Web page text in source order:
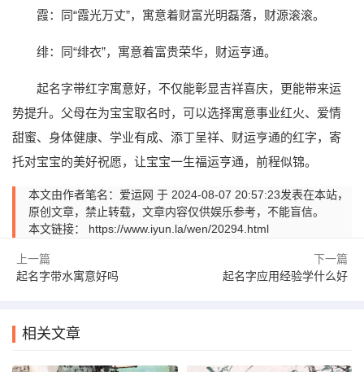
霞：同“霞光万丈”，寓意着财富光明磊落，财源滚滚。
绯：同“绯衣”，寓意着富贵荣华，财运亨通。
起名字带红字寓意好，不仅能彰显吉祥喜庆，更能带来运
势提升。父母在为宝宝取名时，可以选择寓意事业红火、爱情
甜蜜、身体健康、学业有成、添丁呈祥、财运亨通的红字，寄
托对宝宝的美好祝愿，让宝宝一生福运亨通，前程似锦。
本文由作者笔名：爱运网 于 2024-08-07 20:57:23发表在本站，
原创文章，禁止转载，文章内容仅供娱乐参考，不能盲信。
本文链接： https://www.iyun.la/wen/20294.html
上一篇
起名字带水寓意好吗
下一篇
起名字应用经验学什么好
相关文章